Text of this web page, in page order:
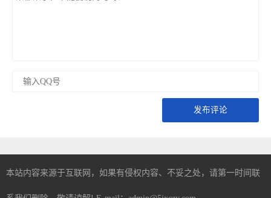
发布评论
本站内容来源于互联网，如果有侵权内容、不妥之处，请第一时间联